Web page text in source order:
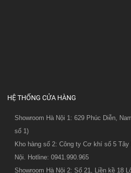
HỆ THỐNG CỬA HÀNG
Showroom Hà Nội 1: 629 Phúc Diễn,
số 1)
Kho hàng số 2: Công ty Cơ khí số 5
Nội. Hotline: 0941.990.965
Showroom Hà Nội 2: Số 21, Liền kề 18